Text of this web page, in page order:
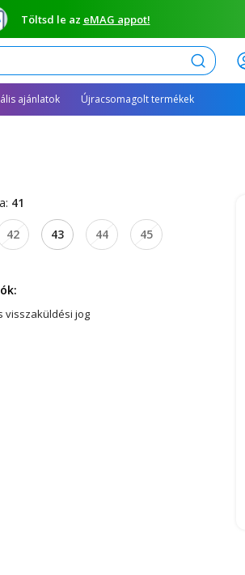
Töltsd le az eMAG appot!
Keresés
ajánlatok Újracsomagolt termékek
41
42 43 44 45
visszaküldési jog